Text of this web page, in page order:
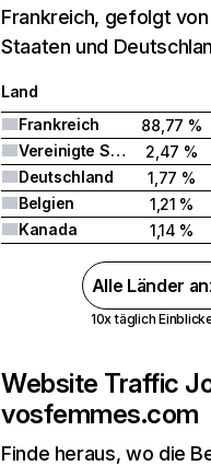
Frankreich, gefolgt
Staaten und
Land
Frankreich
88,77 %
Vereinigte Staaten
2,47 %
Deutschland
1,77 %
Belgien
1,21 %
Kanada
1,14 %
Alle Länder
10x täglich
Website Traffic
vosfemmes.com
Finde heraus, wo die